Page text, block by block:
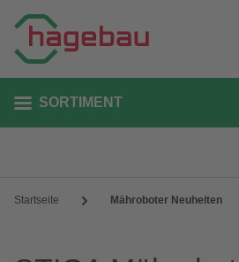
SORTIMENT
Startseite Mähroboter Neuheiten